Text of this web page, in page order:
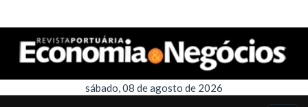
sábado, 08 de agosto de 2026